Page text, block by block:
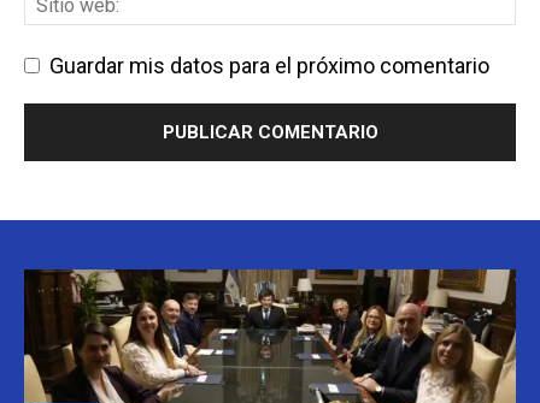
Guardar mis datos para el próximo comentario